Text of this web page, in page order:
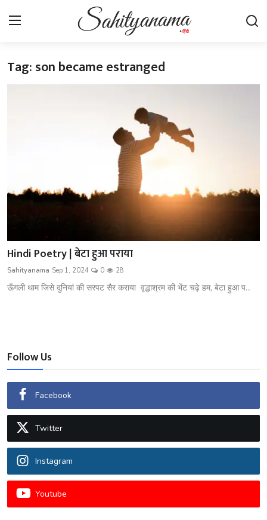
Login Register
कहानी
आलेख
शख्सियत
उपन्यास
सिनेमा
शायरी
ग़ज़ल
Tag: son became estranged
Hindi Poetry | बेटा हुआ पराया
Sahityanama Sep 1, 2024 0 28
ऊँगली थाम जिसे दुनियां की सरपट सैर कराया वृद्धाश्रम की भेंट चढ़े हम, बेटा हुआ प...
Follow Us
Facebook
Twitter
Instagram
Youtube